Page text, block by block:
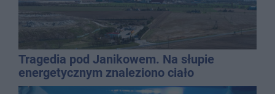
Tragedia pod Janikowem. Na słupie
energetycznym znaleziono ciało
mężczyzny